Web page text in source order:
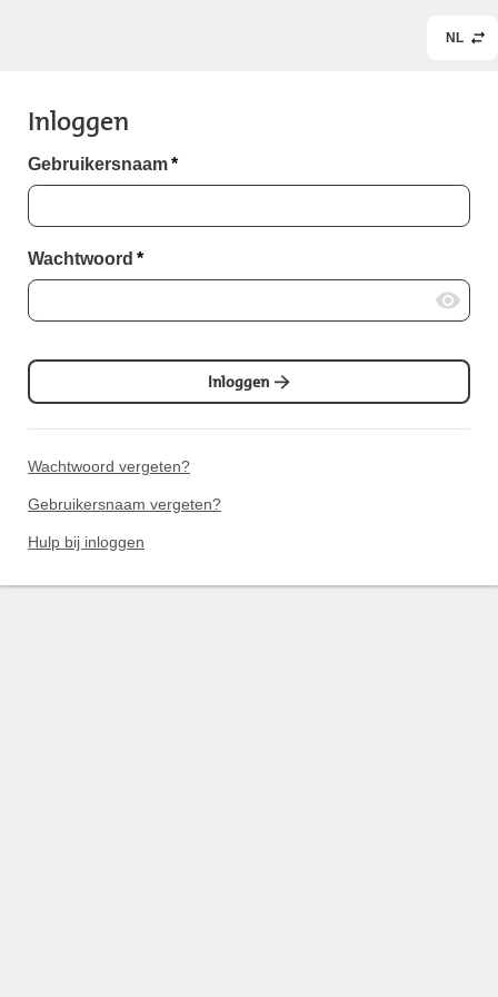
NL
Inloggen
Gebruikersnaam*
Wachtwoord *
Inloggen
Wachtwoord vergeten?
Gebruikersnaam vergeten?
Hulp bij inloggen